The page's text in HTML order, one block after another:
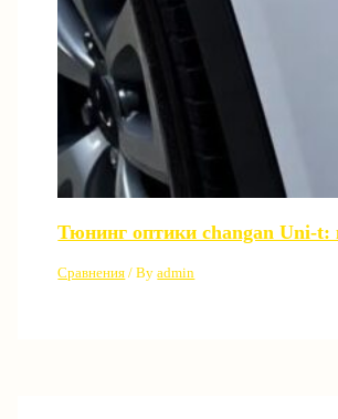
Тюнинг оптики changan Uni-
Сравнения / Byadmin